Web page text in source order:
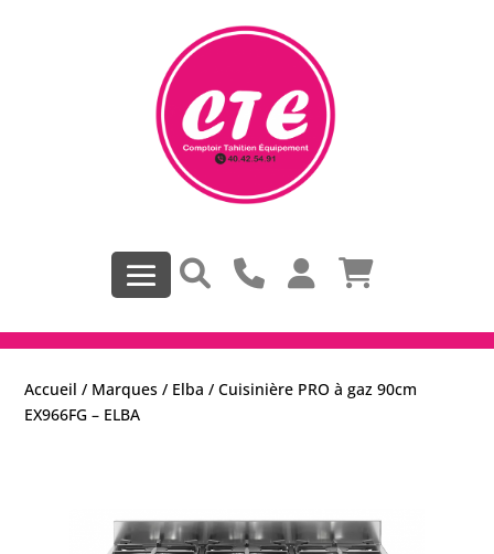
Accueil / Marques / Elba / Cuisinière PRO à gaz 90cm
EX966FG – ELBA